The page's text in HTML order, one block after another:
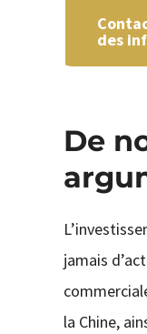
des
De
jamais
la Chine,